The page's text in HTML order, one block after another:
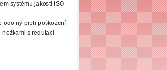
systému jakosti ISO
odolný proti poškození
nožkami s regulací